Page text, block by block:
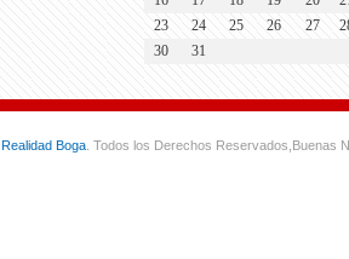
23
24 25 26 27
30
31
Realidad Boga . Todos los Derechos Reservados, Buenas